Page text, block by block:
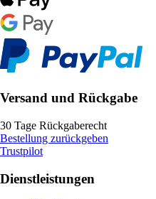
Versand und Rückgabe
30 Tage Rückgaberecht
Bestellung zurückgeben
Trustpilot
Dienstleistungen